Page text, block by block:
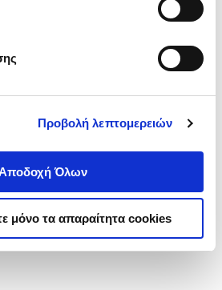
Προβολή λεπτομερειών
Όλων
μόνο τα απαραίτητα cookies